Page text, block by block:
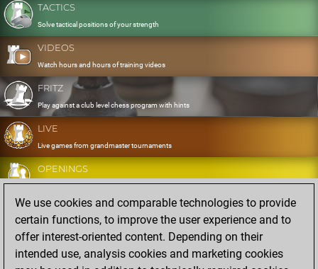
TACTICS
Solve tactical positions of your strength
VIDEOS
Watch hours and hours of training videos
FRITZ
Play against a club level chess program with hints
LIVE
Live games from grandmaster tournaments
OPENINGS
Develop and exercise your openings
DATABASE
Eight million strong games
MYGAMES
Store and analyse your own games in the cloud
We use cookies and comparable technologies to provide
certain functions, to improve the user experience and to
offer interest-oriented content. Depending on their
intended use, analysis cookies and marketing cookies